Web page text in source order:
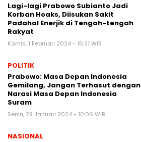
Lagi-lagi Prabowo Subianto Jadi
Korban Hoaks, Diisukan Sakit
Padahal Enerjik di Tengah-tengah
Rakyat
Kamis, 1 Februari 2024 - 16:31 WIB
POLITIK
Prabowo: Masa Depan Indonesia
Gemilang, Jangan Terhasut dengan
Narasi Masa Depan Indonesia
Suram
Senin, 29 Januari 2024 - 10:06 WIB
NASIONAL